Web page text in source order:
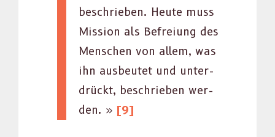
beschrieben. Heute muss
Mis­sion als Befreiung des
Men­schen von allem, was
ihn aus­beutet und unter­
drückt, beschrieben wer­
den. » [9]